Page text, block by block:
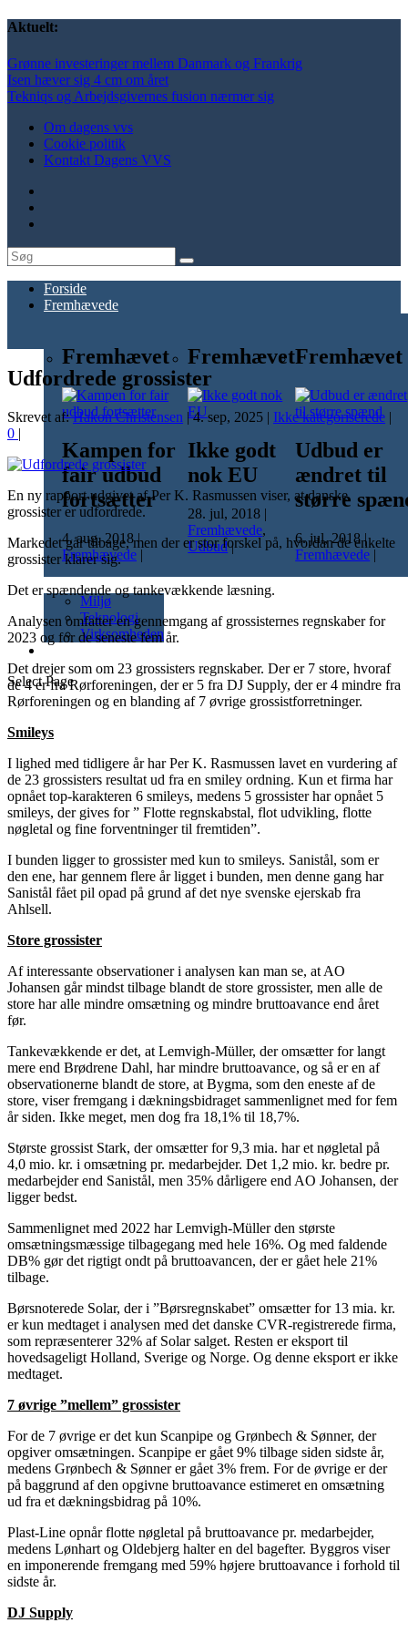
Aktuelt:
Grønne investeringer mellem Danmark og Frankrig
Isen hæver sig 4 cm om året
Tekniqs og Arbejdsgivernes fusion nærmer sig
Om dagens vvs
Cookie politik
Kontakt Dagens VVS
Forside
Fremhævede
Fremhævet
Kampen for
fair udbud
fortsætter
4. aug, 2018|
Fremhævede |
Fremhævet
Ikke godt
nok EU
28. jul, 2018 |
Fremhævede,
Udbud|
Fremhævet
Udbud er
ændret til
større
6. jul, 2018|
Fremhævede |
Nyheder
Miljø
Teknologi
Virksomheden
Kalender
Select Page
Udfordrede grossister
Skrevet af:Hakon Christensen |4. sep, 2025 | Ikke kategoriserede |
0 |
En ny rapport udgivet af Per K. Rasmussen viser, at danske
grossister er udfordrede.
Markedet går tilbage, men der er stor forskel på, hvordan de enkelte
grossister klarer sig.
Det er spændende og tankevækkende læsning.
Analysen omfatter en gennemgang af grossisternes regnskaber for
2023 og for de seneste fem år.
Det drejer som om 23 grossisters regnskaber. Der er 7 store, hvoraf
de 4 er fra Rørforeningen, der er 5 fra DJ Supply, der er 4 mindre fra
Rørforeningen og en blanding af 7 øvrige grossistforretninger.
Smileys
I lighed med tidligere år har Per K. Rasmussen lavet en vurdering af
de 23 grossisters resultat ud fra en smiley ordning. Kun et firma har
opnået top-karakteren 6 smileys, medens 5 grossister har opnået 5
smileys, der gives for ” Flotte regnskabstal, flot udvikling, flotte
nøgletal og fine forventninger til fremtiden”.
I bunden ligger to grossister med kun to smileys. Sanistål, som er
den ene, har gennem flere år ligget i bunden, men denne gang har
Sanistål fået pil opad på grund af det nye svenske ejerskab fra
Ahlsell.
Store grossister
Af interessante observationer i analysen kan man se, at AO
Johansen går mindst tilbage blandt de store grossister, men alle de
store har alle mindre omsætning og mindre bruttoavance end året
før.
Tankevækkende er det, at Lemvigh-Müller, der omsætter for langt
mere end Brødrene Dahl, har mindre bruttoavance, og så er en af
observationerne blandt de store, at Bygma, som den eneste af de
store, viser fremgang i dækningsbidraget sammenlignet med for fem
år siden. Ikke meget, men dog fra 18,1% til 18,7%.
Største grossist Stark, der omsætter for 9,3 mia. har et nøgletal på
4,0 mio. kr. i omsætning pr. medarbejder. Det 1,2 mio. kr. bedre pr.
medarbejder end Sanistål, men 35% dårligere end AO Johansen, der
ligger bedst.
Sammenlignet med 2022 har Lemvigh-Müller den største
omsætningsmæssige tilbagegang med hele 16%. Og med faldende
DB% gør det rigtigt ondt på bruttoavancen, der er gået hele 21%
tilbage.
Børsnoterede Solar, der i ”Børsregnskabet” omsætter for 13 mia. kr.
er kun medtaget i analysen med det danske CVR-registrerede firma,
som repræsenterer 32% af Solar salget. Resten er eksport til
hovedsageligt Holland, Sverige og Norge. Og denne eksport er ikke
medtaget.
7 øvrige ”mellem” grossister
For de 7 øvrige er det kun Scanpipe og Grønbech & Sønner, der
opgiver omsætningen. Scanpipe er gået 9% tilbage siden sidste år,
medens Grønbech & Sønner er gået 3% frem. For de øvrige er der
på baggrund af den opgivne bruttoavance estimeret en omsætning
ud fra et dækningsbidrag på 10%.
Plast-Line opnår flotte nøgletal på bruttoavance pr. medarbejder,
medens Lønhart og Oldebjerg halter en del bagefter. Byggros viser
en imponerende fremgang med 59% højere bruttoavance i forhold til
sidste år.
DJ Supply